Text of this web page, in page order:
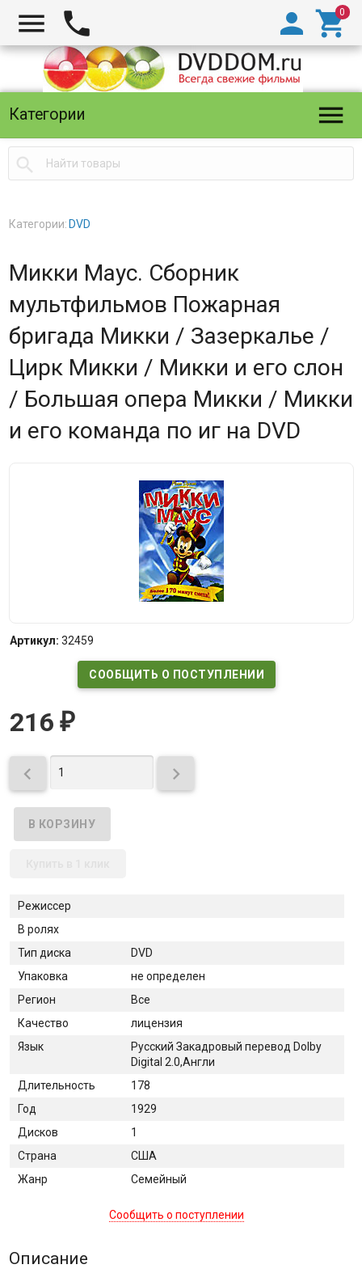
  

Категории 

Категории: DVD
Микки Маус. Сборник
мультфильмов Пожарная
бригада Микки / Зазеркалье /
Цирк Микки / Микки и его слон
/ Большая опера Микки / Микки
и его команда по иг на DVD
Артикул: 32459
СООБЩИТЬ О ПОСТУПЛЕНИИ
216 ₽
 
Режиссер
В ролях
Тип диска
DVD
Упаковка
не определен
Регион
Все
Качество
лицензия
Язык
Русский Закадровый перевод Dolby
Digital 2.0,Англи
Длительность
178
Год
1929
Дисков
1
Страна
США
Жанр
Семейный
Сообщить о поступлении
Описание